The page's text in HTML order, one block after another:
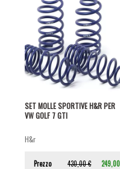
SET MOLLE SPORTIVE H&R PER
VW GOLF 7 GTI
h&r
Prezzo 430,00 €